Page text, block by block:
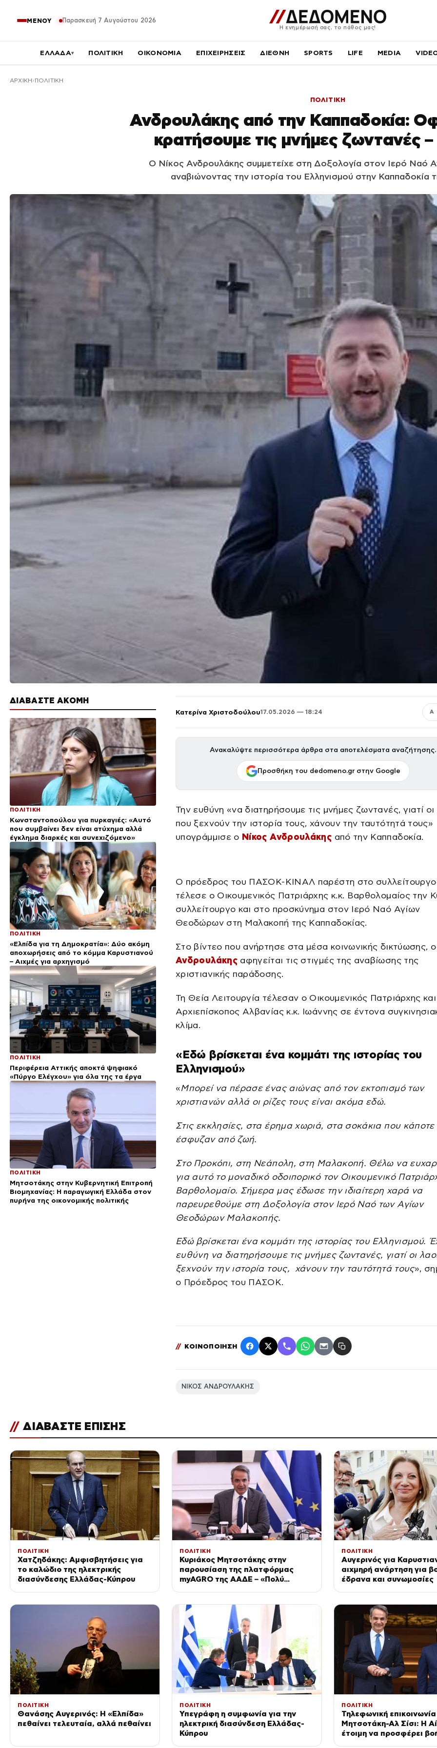
ΜΕΝΟΥ Παρασκευή 7 Αυγούστου 2026
Η ενημέρωσή σας, το πάθος μας!
ΕΛΛΑΔΑ▾ ΠΟΛΙΤΙΚΗ ΟΙΚΟΝΟΜΙΑ ΕΠΙΧΕΙΡΗΣΕΙΣ ΔΙΕΘΝΗ SPORTS LIFE MEDIA
ΑΡΧΙΚΉ ΠΟΛΙΤΙΚΗ
ΠΟΛΙΤΙΚΗ
Ανδρουλάκης από την Καππαδοκία:
κρατήσουμε τις μνήμες ζωντανές
Ο Νίκος Ανδρουλάκης συμμετείχε στη Δοξολογία στον Ιερό Ναό
αναβιώνοντας την ιστορία του Ελληνισμού στην Καππαδοκία
ΔΙΑΒΑΣΤΕ ΑΚΟΜΗ
ΠΟΛΙΤΙΚΗ
Κωνσταντοπούλου για πυρκαγιές: «Αυτό
που συμβαίνει δεν είναι ατύχημα αλλά
έγκλημα διαρκές και συνεχιζόμενο»
ΠΟΛΙΤΙΚΗ
«Ελπίδα για τη Δημοκρατία»: Δύο ακόμη
αποχωρήσεις από το κόμμα Καρυστιανού
– Αιχμές για αρχηγισμό
ΠΟΛΙΤΙΚΗ
Περιφέρεια Αττικής αποκτά ψηφιακό
«Πύργο Ελέγχου» για όλα της τα έργα
ΠΟΛΙΤΙΚΗ
Μητσοτάκης στην Κυβερνητική Επιτροπή
Βιομηχανίας: Η παραγωγική Ελλάδα στον
πυρήνα της οικονομικής πολιτικής
Κατερίνα Χριστοδούλου17.05.2026 — 18:24 Α
Ανακαλύψτε περισσότερα άρθρα στα αποτελέσματα αναζήτησης.
Προσθήκη του dedomeno.gr στην Google
Την ευθύνη «να διατηρήσουμε τις μνήμες ζωντανές, γιατί οι
που ξεχνούν την ιστορία τους, χάνουν την ταυτότητά τους»
υπογράμμισε ο Νίκος Ανδρουλάκης από την Καππαδοκία.
Ο πρόεδρος του ΠΑΣΟΚ-ΚΙΝΑΛ παρέστη στο συλλείτουργο
τέλεσε ο Οικουμενικός Πατριάρχης κ.κ. Βαρθολομαίος την
συλλείτουργο και στο προσκύνημα στον Ιερό Ναό Αγίων
Θεοδώρων στη Μαλακοπή της Καππαδοκίας.
Στο βίντεο που ανήρτησε στα μέσα κοινωνικής δικτύωσης, ο
Ανδρουλάκηςαφηγείται τις στιγμές της αναβίωσης της
χριστιανικής παράδοσης.
Τη Θεία Λειτουργία τέλεσαν ο Οικουμενικός Πατριάρχης
Αρχιεπίσκοπος Αλβανίας κ.κ. Ιωάννης σε έντονα
κλίμα.
«Εδώ βρίσκεται ένα κομμάτι της ιστορίας του
Ελληνισμού»
«Μπορεί να πέρασε ένας αιώνας από τον εκτοπισμό των
χριστιανών αλλά οι ρίζες τους είναι ακόμα εδώ.
Στις εκκλησίες, στα έρημα χωριά, στα σοκάκια που κάποτε
έσφυζαν από ζωή.
Στο Προκόπι, στη Νεάπολη, στη Μαλακοπή. Θέλω να
για αυτό το μοναδικό οδοιπορικό τον Οικουμενικό
Βαρθολομαίο. Σήμερα μας έδωσε την ιδιαίτερη χαρά να
παρευρεθούμε στη Δοξολογία στον Ιερό Ναό των Αγίων
Θεοδώρων Μαλακοπής.
Εδώ βρίσκεται ένα κομμάτι της ιστορίας του Ελληνισμού.
ευθύνη να διατηρήσουμε τις μνήμες ζωντανές, γιατί οι
ξεχνούν την ιστορία τους, χάνουν την ταυτότητά τους»,
ο Πρόεδρος του ΠΑΣΟΚ.
// ΚΟΙΝΟΠΟΙΗΣΗ
ΝΙΚΟΣ ΑΝΔΡΟΥΛΑΚΗΣ
// ΔΙΑΒΑΣΤΕ ΕΠΙΣΗΣ
ΠΟΛΙΤΙΚΗ
Χατζηδάκης: Αμφισβητήσεις για
το καλώδιο της ηλεκτρικής
διασύνδεσης Ελλάδας-Κύπρου
ΠΟΛΙΤΙΚΗ
Κυριάκος Μητσοτάκης στην
παρουσίαση της πλατφόρμας
myAGRO της ΑΑΔΕ – «Πολύ
ΠΟΛΙΤΙΚΗ
Αυγερινός για
αιχμηρή ανάρτηση για
έδρανα και συνωμοσίες
ΠΟΛΙΤΙΚΗ
Θανάσης Αυγερινός: Η «Ελπίδα»
πεθαίνει τελευταία, αλλά πεθαίνει
ΠΟΛΙΤΙΚΗ
Υπεγράφη η συμφωνία για την
ηλεκτρική διασύνδεση Ελλάδας-
Κύπρου
ΠΟΛΙΤΙΚΗ
Τηλεφωνική επικοινωνία
Μητσοτάκη-Αλ Σίσι: Η
έτοιμη να προσφέρει